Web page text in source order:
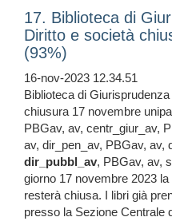
17. Biblioteca di
Diritto e società
(93%)
16-nov-2023 12.34.51
Biblioteca di
chiusura 17 novembre
PBGav, av, centr_giur_av,
av, dir_pen_av, PBGav, av,
dir_pubbl_av, PBGav, av,
giorno 17 novembre 2023
resterà chiusa. I libri già
presso la Sezione Centrale